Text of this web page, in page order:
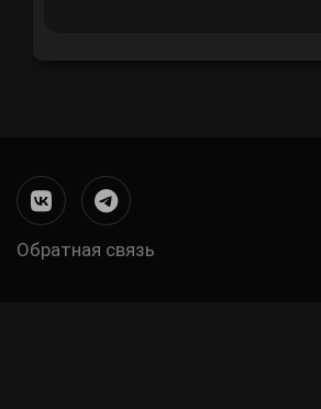
Обратная связь